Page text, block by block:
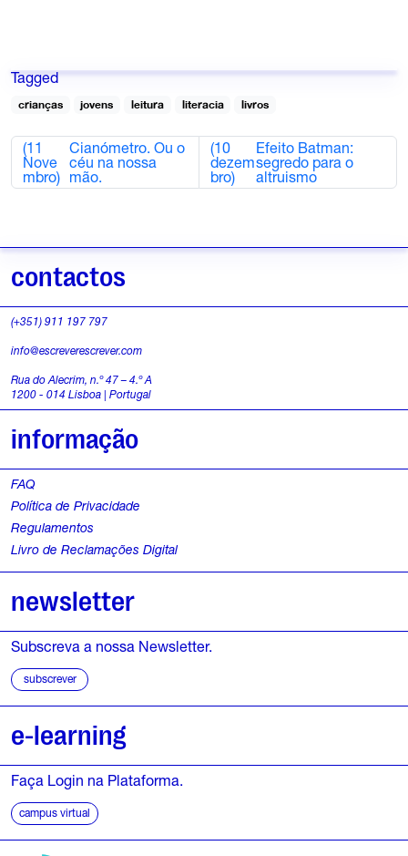
Tagged
crianças jovens leitura literacia livros
(11
Nove
mbro)
Cianómetro. Ou o
céu na nossa
mão.
(10
dezem
bro)
Efeito Batman:
segredo para o
altruismo
contactos
(+351) 911 197 797
info@escreverescrever.com
Rua do Alecrim, n.º 47 – 4.º A
1200 - 014 Lisboa | Portugal
informação
FAQ
Política de Privacidade
Regulamentos
Livro de Reclamações Digital
newsletter
Subscreva a nossa Newsletter.
subscrever
e-learning
Faça Login na Plataforma.
campus virtual